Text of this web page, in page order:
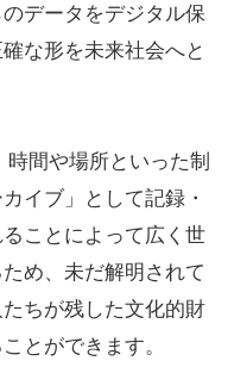
データをデジタル保
な形を未来社会へと
間や場所といった制
イブ」として記録・
ことによって広く世
め、未だ解明されて
ちが残した文化的財
とができます。